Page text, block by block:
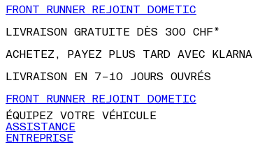
FRONT RUNNER REJOINT DOMETIC
LIVRAISON GRATUITE DÈS 300 CHF*
ACHETEZ, PAYEZ PLUS TARD AVEC KLARNA
LIVRAISON EN 7–10 JOURS OUVRÉS
FRONT RUNNER REJOINT DOMETIC
ÉQUIPEZ VOTRE VÉHICULE
ASSISTANCE
ENTREPRISE